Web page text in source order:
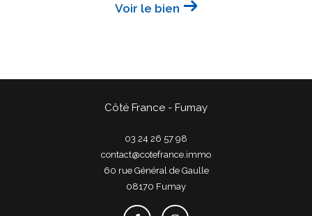
Voir le bien
Côté France - Fumay
03 24 26 57 98
contact@cotefrance.immo
60 rue Général de Gaulle
08170
fumay